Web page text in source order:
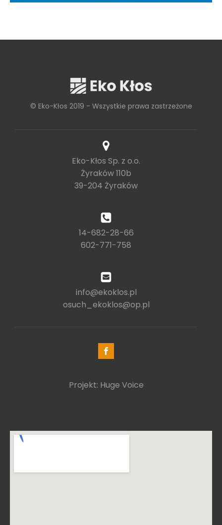
© Eko-Kłos 2019 - Wszystkie prawa zastrzeżone
Eko-Kłos Sp. z o.o.
Żyraków 110b
39-204 Żyraków
14-682-28-66
602-771-758
info@ekoklos.pl
osuch_ekoklos@op.pl
Projekt: Huge Voice